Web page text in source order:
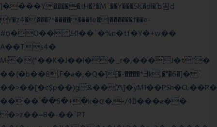
]����Y�����tH�?�M`��Y���5K�dl�Ъ꼼d
Y�z4����?^�������!le�|������f��e-
#ϙ�O�� :H1��`�%n�tf�Y�+w��
A��Ts4�
M:�{*��K�J��l��_r�,���J�t"�
��{�b��8,F�a�,�Q�][�-����*Ǝk,�"�6�]�
��>��[�c$p��)g&��7\]�yM1��PSh�CL��P�
����՝��6�+�k�ơ�;-/4ƃ���a��
�>z��=8�-��`PT